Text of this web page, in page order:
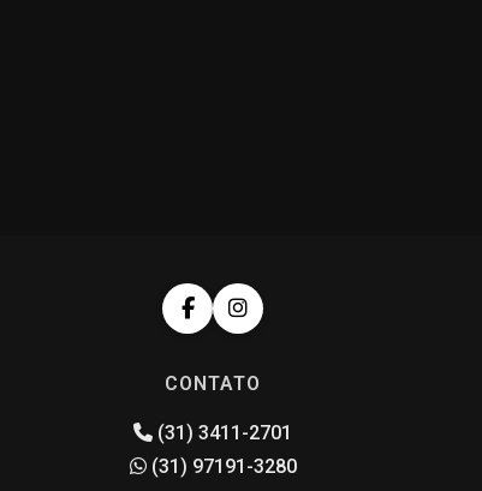
CONTATO
(31) 3411-2701
(31) 97191-3280